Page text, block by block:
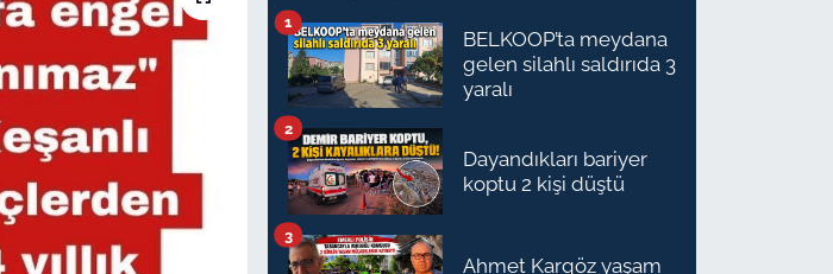
BELKOOP’ta meydana
gelen silahlı saldırıda 3
yaralı
1
Dayandıkları bariyer
koptu 2 kişi düştü
2
Ahmet Kargöz yaşam
3